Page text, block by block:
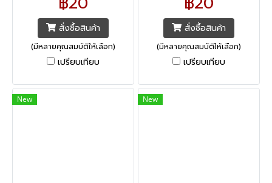
ละเอียดParrot Botanicals
Thai White Jasmine"หนึ่งใน
อัตลักษณ์ไทย
สั่งซื้อสินค้า
(มีหลายคุณสมบัติให้เลือก)
เปรียบเทียบ
รวม 8 ก้อน สบู่นกแก้ว สบู่แพ
รอท สบู่ก้อน สบู่หอมติดตัว
สั่งซื้อสินค้า
(มีหลายคุณสมบัติให้เลือก)
เปรียบเทียบ
New New